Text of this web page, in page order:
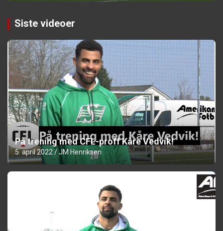
Siste videoer
På trening med CFL-proff Kåre Vedvik!
5. april 2022 JM Henriksen